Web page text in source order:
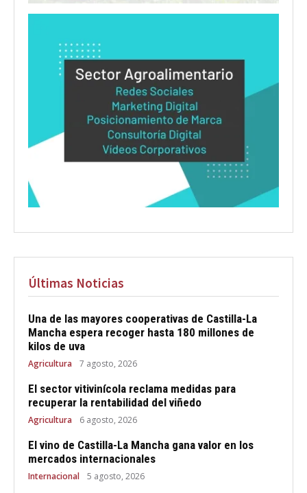
Últimas Noticias
Una de las mayores cooperativas de Castilla-La
Mancha espera recoger hasta 180 millones de
kilos de uva
Agricultura 7 agosto, 2026
El sector vitivinícola reclama medidas para
recuperar la rentabilidad del viñedo
Agricultura 6 agosto, 2026
El vino de Castilla-La Mancha gana valor en los
mercados internacionales
Internacional 5 agosto, 2026